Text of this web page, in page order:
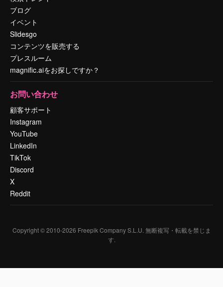
ブログ
イベント
Slidesgo
コンテンツを販売する
プレスルーム
magnific.aiをお探しですか？
お問い合わせ
顧客サポート
Instagram
YouTube
LinkedIn
TikTok
Discord
X
Reddit
Copyright © 2010-2026 Freepik Company S.L.U. 無断複写・転載を禁じま
す.